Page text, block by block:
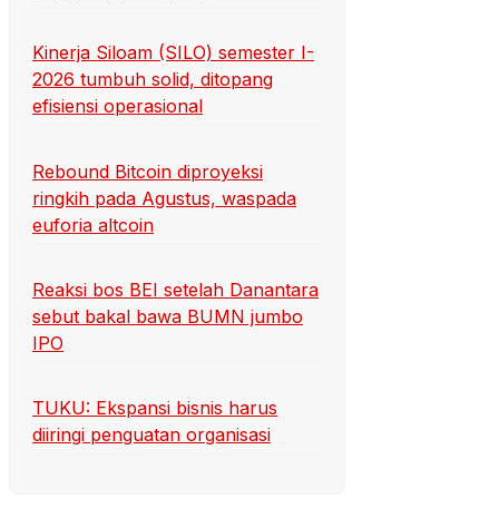
Kinerja Siloam (SILO) semester I-
2026 tumbuh solid, ditopang
efisiensi operasional
Rebound Bitcoin diproyeksi
ringkih pada Agustus, waspada
euforia altcoin
Reaksi bos BEI setelah Danantara
sebut bakal bawa BUMN jumbo
IPO
TUKU: Ekspansi bisnis harus
diiringi penguatan organisasi